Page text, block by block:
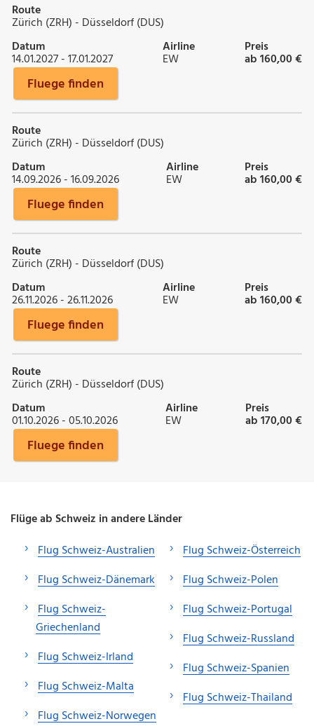
Route
Zürich (ZRH) - Düsseldorf (DUS)
Datum
14.01.2027 - 17.01.2027
Airline
EW
Preis
ab 160,00 €
Fluege finden
Route
Zürich (ZRH) - Düsseldorf (DUS)
Datum
14.09.2026 - 16.09.2026
Airline
EW
Preis
ab 160,00 €
Fluege finden
Route
Zürich (ZRH) - Düsseldorf (DUS)
Datum
26.11.2026 - 26.11.2026
Airline
EW
Preis
ab 160,00 €
Fluege finden
Route
Zürich (ZRH) - Düsseldorf (DUS)
Datum
01.10.2026 - 05.10.2026
Airline
EW
Preis
ab 170,00 €
Fluege finden
Flüge ab Schweiz in andere Länder
Flug Schweiz-Australien
Flug Schweiz-Dänemark
Flug Schweiz-
Griechenland
Flug Schweiz-Irland
Flug Schweiz-Malta
Flug Schweiz-Norwegen
Flug Schweiz-Österreich
Flug Schweiz-Polen
Flug Schweiz-Portugal
Flug Schweiz-Russland
Flug Schweiz-Spanien
Flug Schweiz-Thailand